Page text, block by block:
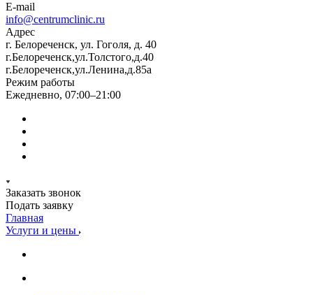
E-mail
info@centrumclinic.ru
Адрес
г. Белореченск, ул. Гоголя, д. 40
г.Белореченск,ул.Толстого,д.40
г.Белореченск,ул.Ленина,д.85а
Режим работы
Ежедневно, 07:00–21:00
Заказать звонок
Подать заявку
Главная
Услуги и цены